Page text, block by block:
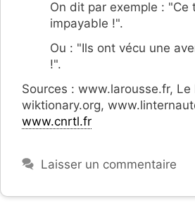
On dit par exemple : "Ce
impayable !".
Ou : "Ils ont vécu une
!".
Sources : www.larousse.fr, Le
wiktionary.org,
www.cnrtl.fr
Laisser un commentaire